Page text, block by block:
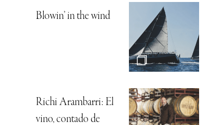
Blowin’ in the wind
Richi Arambarri: El
vino, contado de